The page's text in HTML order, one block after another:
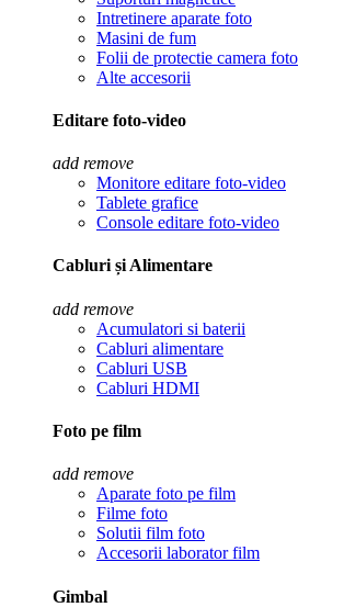
Intretinere aparate foto
Masini de fum
Folii de protectie camera foto
Alte accesorii
Editare foto-video
add remove
Monitore editare foto-video
Tablete grafice
Console editare foto-video
Cabluri și Alimentare
add remove
Acumulatori si baterii
Cabluri alimentare
Cabluri USB
Cabluri HDMI
Foto pe film
add remove
Aparate foto pe film
Filme foto
Solutii film foto
Accesorii laborator film
Gimbal